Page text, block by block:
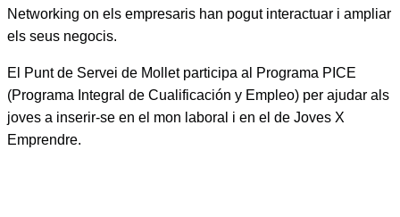
Networking on els empresaris han pogut interactuar i ampliar
els seus negocis.
El Punt de Servei de Mollet participa al Programa PICE
(Programa Integral de Cualificación y Empleo) per ajudar als
joves a inserir-se en el mon laboral i en el de Joves X
Emprendre.